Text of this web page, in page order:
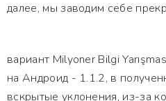
далее, мы заводим себе
вариант Milyoner Bilgi
на Андроид - 1.1.2, в
вскрытые уклонения, из-за